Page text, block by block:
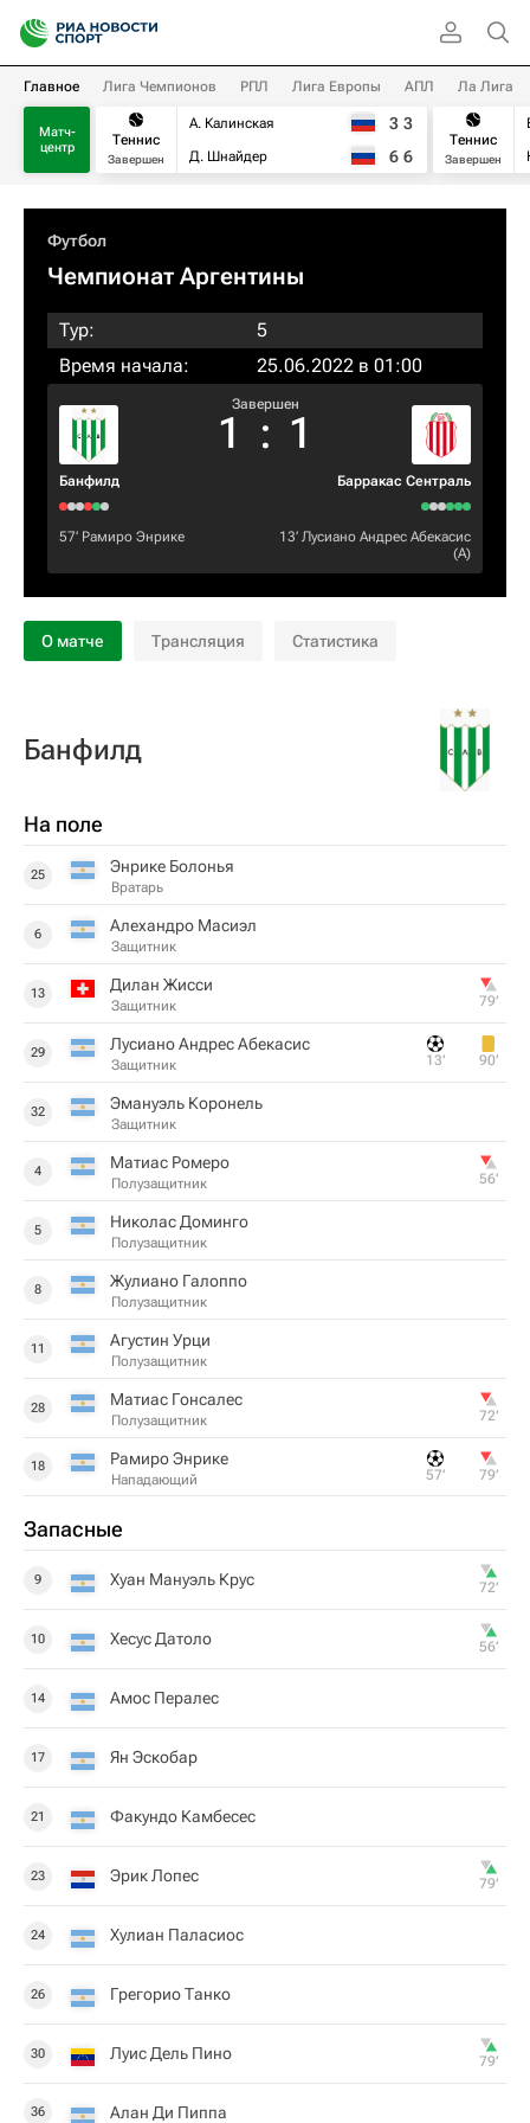
Главное Лига Чемпионов РПЛ Лига Европы АПЛ Ла Лига
Матч-
центр
Теннис
Завершен
А. Калинская
Д. Шнайдер
3 3
6 6
Теннис
Завершен
Футбол
Чемпионат Аргентины
Тур:
5
Время начала:
25.06.2022 в 01:00
Банфилд
Завершен
1 : 1
Барракас Сентраль
57‎’‎ Рамиро Энрике 13‎’‎ Лусиано Андрес Абекасис
(А)
О матче Трансляция Статистика
Банфилд
На поле
25 Энрике Болонья
Вратарь
6 Алехандро Масиэл
Защитник
13 Дилан Жисси
Защитник 79‎’‎
29 Лусиано Андрес Абекасис
Защитник 13‎’‎ 90‎’‎
32 Эмануэль Коронель
Защитник
4 Матиас Ромеро
Полузащитник 56‎’‎
5 Николас Доминго
Полузащитник
8 Жулиано Галоппо
Полузащитник
11 Агустин Урци
Полузащитник
28 Матиас Гонсалес
Полузащитник 72‎’‎
18 Рамиро Энрике
Нападающий 57‎’‎ 79‎’‎
Запасные
9 Хуан Мануэль Крус 72‎’‎
10 Хесус Датоло 56‎’‎
14 Амос Пералес
17 Ян Эскобар
21 Факундо Камбесес
23 Эрик Лопес 79‎’‎
24 Хулиан Паласиос
26 Грегорио Танко
30 Луис Дель Пино 79‎’‎
36 Алан Ди Пиппа